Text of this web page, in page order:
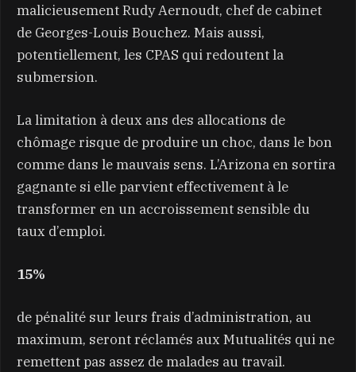
malicieusement Rudy Aernoudt, chef de cabinet
de Georges-Louis Bouchez. Mais aussi,
potentiellement, les CPAS qui redoutent la
submersion.
La limitation à deux ans des allocations de
chômage risque de produire un choc, dans le bon
comme dans le mauvais sens. L’Arizona en sortira
gagnante si elle parvient effectivement à le
transformer en un accroissement sensible du
taux d’emploi.
15%
de pénalité sur leurs frais d’administration, au
maximum, seront réclamés aux Mutualités qui ne
remettent pas assez de malades au travail.